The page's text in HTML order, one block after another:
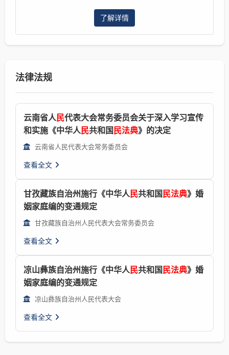
了解详情
法律法规
云南省人 民代表大会常务委员会关于深入学习宣传
和实施《中华人 民共和国 民法典》的决定
云南省人民代表大会常务委员会
查看全文
甘孜藏族自治州施行《中华人 民共和国 民法典》婚
姻家庭编的变通规定
甘孜藏族自治州人民代表大会常务委员会
查看全文
凉山彝族自治州施行《中华人 民共和国 民法典》婚
姻家庭编的变通规定
凉山彝族自治州人民代表大会
查看全文